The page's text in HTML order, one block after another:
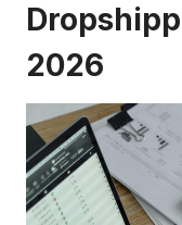
2026